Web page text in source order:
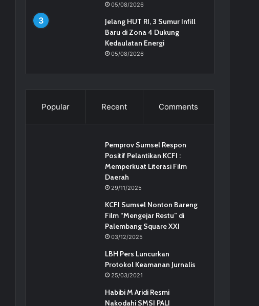
05/08/2026
Jelang HUT RI, 3 Sumur Infill
Baru di Zona 4 Dukung
Kedaulatan Energi
05/08/2026
Popular Recent Comments
Pemprov Sumsel Respon
Positif Pelantikan KCFI :
Memperkuat Literasi Film
Daerah
29/11/2025
KCFI Sumsel Nonton Bareng
Film “Mengejar Restu” di
Palembang Square XXI
03/12/2025
LBH Pers Luncurkan
Protokol Keamanan Jurnalis
25/03/2021
Habibi M Aridi Resmi
Nakodahi SMSI PALI